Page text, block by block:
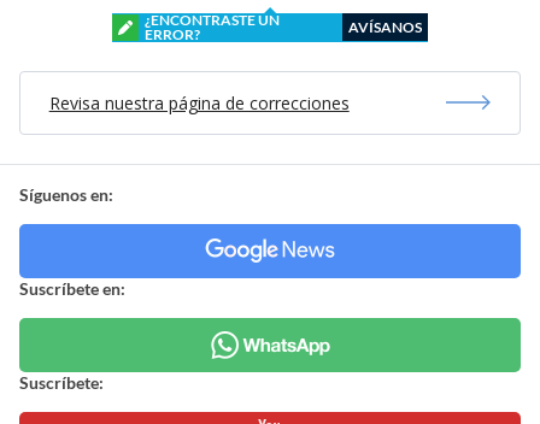
¿ENCONTRASTE UN
ERROR?
AVÍSANOS
Revisa nuestra página de correcciones
Síguenos en:
Suscríbete en:
Suscríbete: